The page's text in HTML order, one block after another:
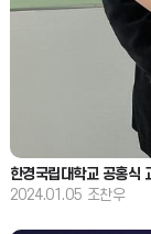
한경국립대학교 공홍식
2024.01.05 조찬우